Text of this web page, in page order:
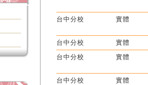
台中分校
實體
台中分校
實體
台中分校
實體
台中分校
實體